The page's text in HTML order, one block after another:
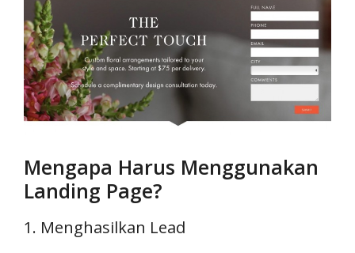
Mengapa Harus Menggunakan
Landing Page?
1. Menghasilkan Lead